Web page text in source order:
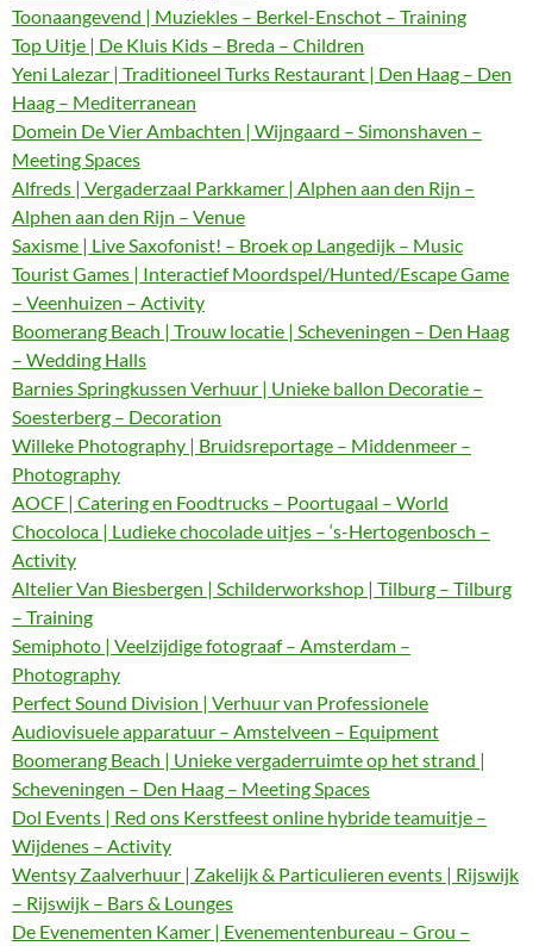
Toonaangevend | Muziekles – Berkel-Enschot – Training
Top Uitje | De Kluis Kids – Breda – Children
Yeni Lalezar | Traditioneel Turks Restaurant | Den Haag – Den
Haag – Mediterranean
Domein De Vier Ambachten | Wijngaard – Simonshaven –
Meeting Spaces
Alfreds | Vergaderzaal Parkkamer | Alphen aan den Rijn –
Alphen aan den Rijn – Venue
Saxisme | Live Saxofonist! – Broek op Langedijk – Music
Tourist Games | Interactief Moordspel/Hunted/Escape Game
– Veenhuizen – Activity
Boomerang Beach | Trouw locatie | Scheveningen – Den Haag
– Wedding Halls
Barnies Springkussen Verhuur | Unieke ballon Decoratie –
Soesterberg – Decoration
Willeke Photography | Bruidsreportage – Middenmeer –
Photography
AOCF | Catering en Foodtrucks – Poortugaal – World
Chocoloca | Ludieke chocolade uitjes – ‘s-Hertogenbosch –
Activity
Altelier Van Biesbergen | Schilderworkshop | Tilburg – Tilburg
– Training
Semiphoto | Veelzijdige fotograaf – Amsterdam –
Photography
Perfect Sound Division | Verhuur van Professionele
Audiovisuele apparatuur – Amstelveen – Equipment
Boomerang Beach | Unieke vergaderruimte op het strand |
Scheveningen – Den Haag – Meeting Spaces
Dol Events | Red ons Kerstfeest online hybride teamuitje –
Wijdenes – Activity
Wentsy Zaalverhuur | Zakelijk & Particulieren events | Rijswijk
– Rijswijk – Bars & Lounges
De Evenementen Kamer | Evenementenbureau – Grou –